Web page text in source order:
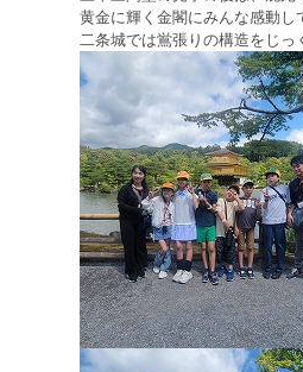
黄金に輝く金閣にみんな感動し
二条城では鴬張りの構造をじっ